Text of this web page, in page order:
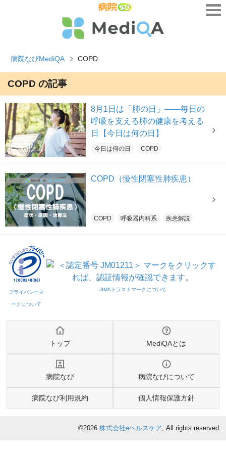
病院なびMediQA COPD
COPD の記事
8月1日は「肺の日」――毎日の
呼吸を支える肺の健康を考える
日【今日は何の日】
今日は何の日 COPD
COPD（慢性閉塞性肺疾患）
COPD 呼吸器内科系 疾患解説
トップ MediQAとは
病院なび 病院なびについて
病院なび利用規約 個人情報保護方針
©2026 株式会社eヘルスケア, All rights reserved.